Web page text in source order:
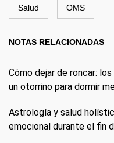
Salud OMS
NOTAS RELACIONADAS
Cómo dejar de roncar:
un otorrino para dormir
Astrología y salud
emocional durante el fin